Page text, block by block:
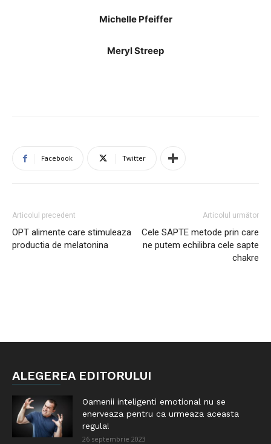
Michelle Pfeiffer
Meryl Streep
Facebook Twitter
Articolul precedent
OPT alimente care stimuleaza
productia de melatonina
Articolul următor
Cele SAPTE metode prin care
ne putem echilibra cele sapte
chakre
ALEGEREA EDITORULUI
Oamenii inteligenti emotional nu se
enerveaza pentru ca urmeaza aceasta
regula!
26 septembrie 2023